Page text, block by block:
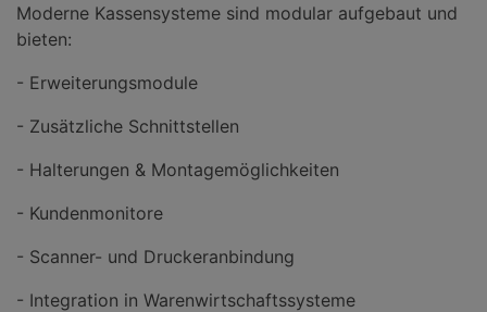
Moderne Kassensysteme sind modular aufgebaut und
bieten:
- Erweiterungsmodule
- Zusätzliche Schnittstellen
- Halterungen & Montagemöglichkeiten
- Kundenmonitore
- Scanner- und Druckeranbindung
- Integration in Warenwirtschaftssysteme